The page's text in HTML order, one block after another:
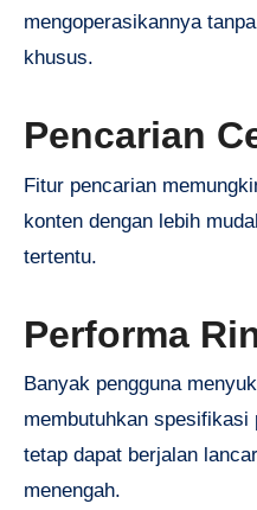
mengoperasikannya
khusus.
Pencarian
Fitur pencarian
konten dengan lebih
tertentu.
Performa
Banyak pengguna
membutuhkan spesifikasi
tetap dapat berjalan
menengah.